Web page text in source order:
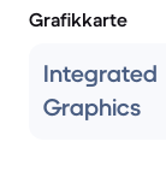
Grafikkarte
Integrated
Graphics